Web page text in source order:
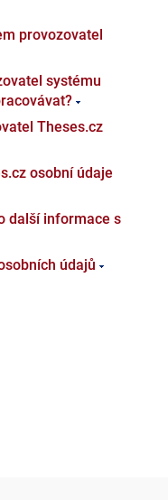
provozovatel
systému
Theses.cz
osobní údaje
další informace s
údajů